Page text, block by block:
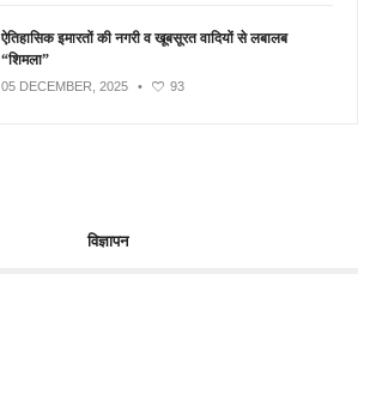
ऐतिहासिक इमारतों की नगरी व खूबसूरत वादियों से लबालब
“शिमला”
05 DECEMBER, 2025 • 93
विज्ञापन